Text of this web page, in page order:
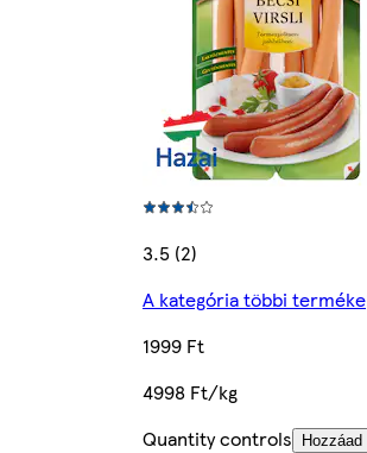
3.5 (2)
A kategória többi terméke
1999 Ft
4998 Ft/kg
Quantity controls
Hozzáad